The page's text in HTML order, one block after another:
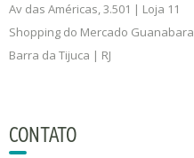
Av das Américas, 3.501 | Loja 11
Shopping do Mercado Guanabara
Barra da Tijuca | RJ
CONTATO